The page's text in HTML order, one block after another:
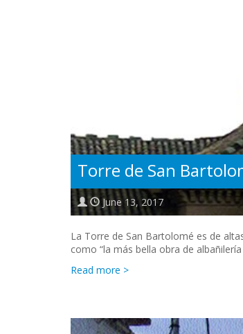
Torre de San
June 13, 2017
La Torre de San Bartolomé es de
como “la más bella obra de
Read more >